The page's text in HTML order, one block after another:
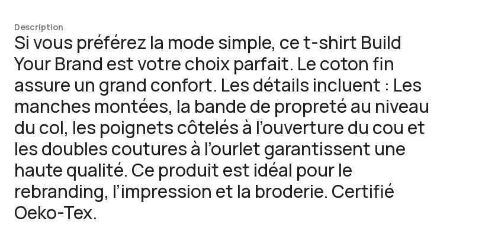
Description
Si vous préférez la mode simple, ce t-shirt Build
Your Brand est votre choix parfait. Le coton fin
assure un grand confort. Les détails incluent : Les
manches montées, la bande de propreté au niveau
du col, les poignets côtelés à l’ouverture du cou et
les doubles coutures à l’ourlet garantissent une
haute qualité. Ce produit est idéal pour le
rebranding, l’impression et la broderie. Certifié
Oeko-Tex.